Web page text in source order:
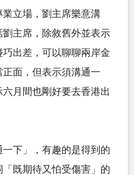
立場，劉主席樂意溝
主席，除敘舊外並表示
出差，可以聊聊兩岸金
面，但表示須溝通一
月間也剛好要去香港出
下」，有趣的是得到的
既期待又怕受傷害」的